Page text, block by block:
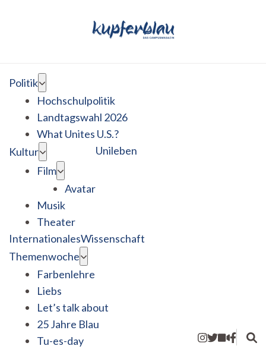
Politik
Hochschulpolitik
Landtagswahl 2026
What Unites U.S.?
Kultur
Film
Avatar
Musik
Theater
Unileben
InternationalesWissenschaft
Themenwoche
Farbenlehre
Liebs
Let’s talk about
25 Jahre Blau
Tu-es-day